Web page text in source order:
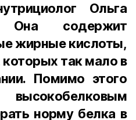
Ольга
содержит
жирные кислоты,
так мало в
Помимо этого
норму белка в